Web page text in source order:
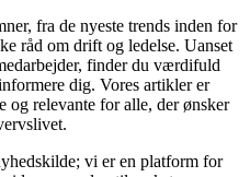
fra de nyeste trends inden for
råd om drift og ledelse. Uanset
finder du værdifuld
dig. Vores artikler er
relevante for alle, der ønsker
vi er en platform for